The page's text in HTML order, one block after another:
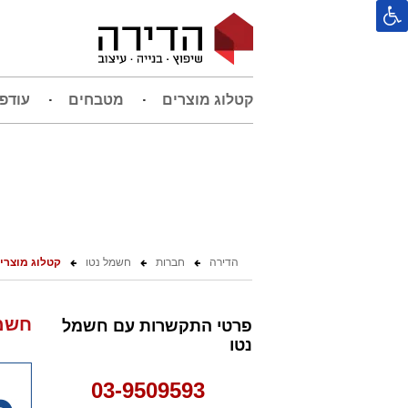
קטלוג מוצרים מטבחים
הדירה חברות חשמל נטו קטלוג
פרטי התקשרות עם חשמל
נטו
03-9509593